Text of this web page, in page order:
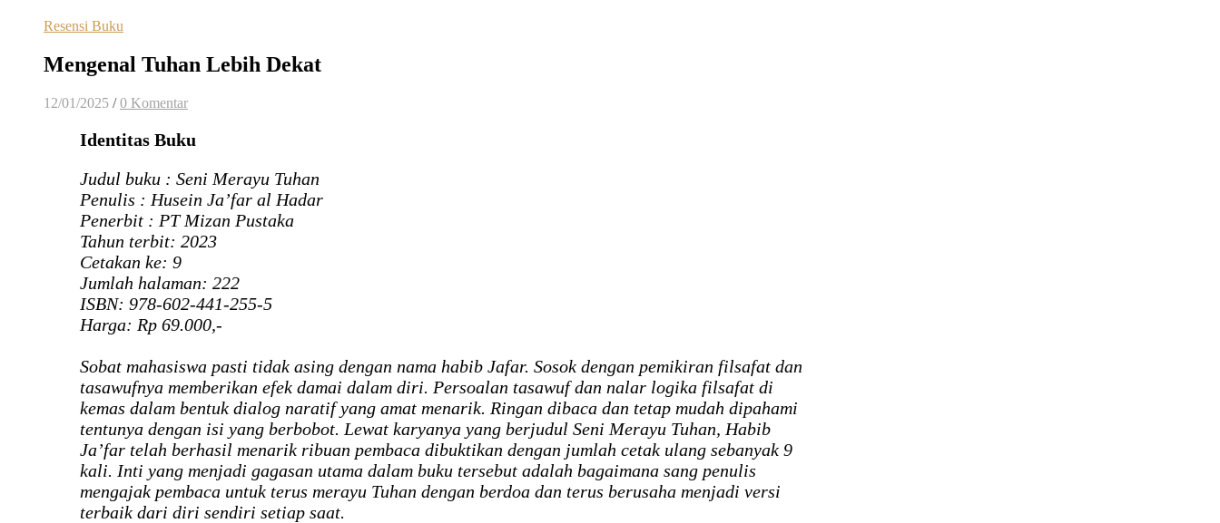
Resensi Buku
Mengenal Tuhan Lebih Dekat
12/01/2025 / 0 Komentar
Identitas Buku
Judul buku : Seni Merayu Tuhan
Penulis : Husein Ja’far al Hadar
Penerbit : PT Mizan Pustaka
Tahun terbit: 2023
Cetakan ke: 9
Jumlah halaman: 222
ISBN: 978-602-441-255-5
Harga: Rp 69.000,-
Sobat mahasiswa pasti tidak asing dengan nama habib Jafar. Sosok dengan pemikiran filsafat dan
tasawufnya memberikan efek damai dalam diri. Persoalan tasawuf dan nalar logika filsafat di
kemas dalam bentuk dialog naratif yang amat menarik. Ringan dibaca dan tetap mudah dipahami
tentunya dengan isi yang berbobot. Lewat karyanya yang berjudul Seni Merayu Tuhan, Habib
Ja’far telah berhasil menarik ribuan pembaca dibuktikan dengan jumlah cetak ulang sebanyak 9
kali. Inti yang menjadi gagasan utama dalam buku tersebut adalah bagaimana sang penulis
mengajak pembaca untuk terus merayu Tuhan dengan berdoa dan terus berusaha menjadi versi
terbaik dari diri sendiri setiap saat.